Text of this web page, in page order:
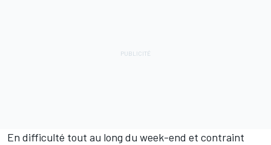
En difficulté tout au long du week-end et contraint